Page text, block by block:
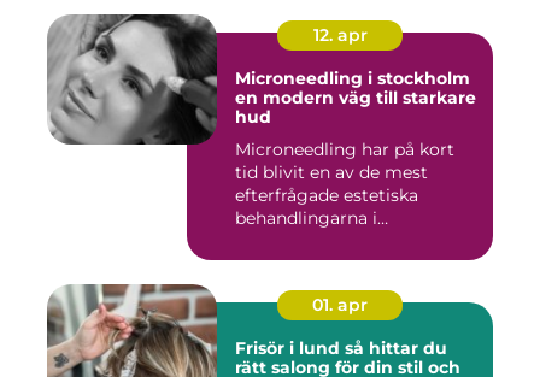
12. apr
Microneedling i stockholm
en modern väg till starkare
hud
Microneedling har på kort
tid blivit en av de mest
efterfrågade estetiska
behandlingarna i
01. apr
Frisör i lund så hittar du
rätt salong för din stil och